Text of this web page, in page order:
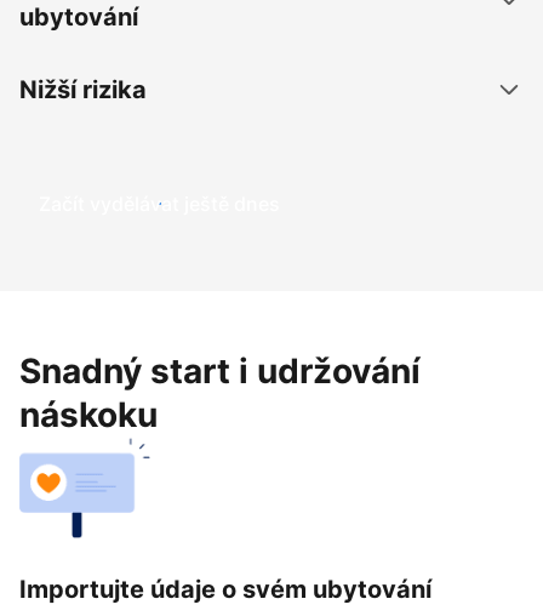
ubytování
Nižší rizika
Začít vydělávat ještě dnes
Snadný start i udržování
náskoku
Importujte údaje o svém ubytování